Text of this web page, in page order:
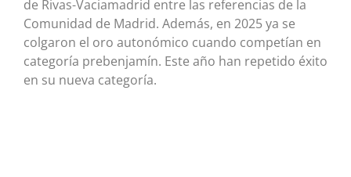
de Rivas-Vaciamadrid entre las referencias de la
Comunidad de Madrid. Además, en 2025 ya se
colgaron el oro autonómico cuando competían en
categoría prebenjamín. Este año han repetido éxito
en su nueva categoría.